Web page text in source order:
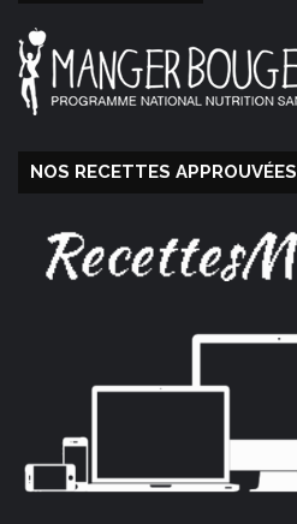
NOS RECETTES APPROUVÉES